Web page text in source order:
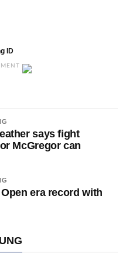
ID
says fight
McGregor can
era record with